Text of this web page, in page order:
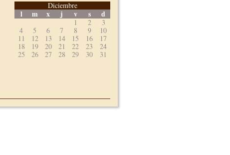
Diciembre
l m x j v s d
1 2
3
4
5 6 7 8 9
10
11
12 13 14 15 16
17
18
19 20 21 22 23
24
25
26 27 28 29 30 31